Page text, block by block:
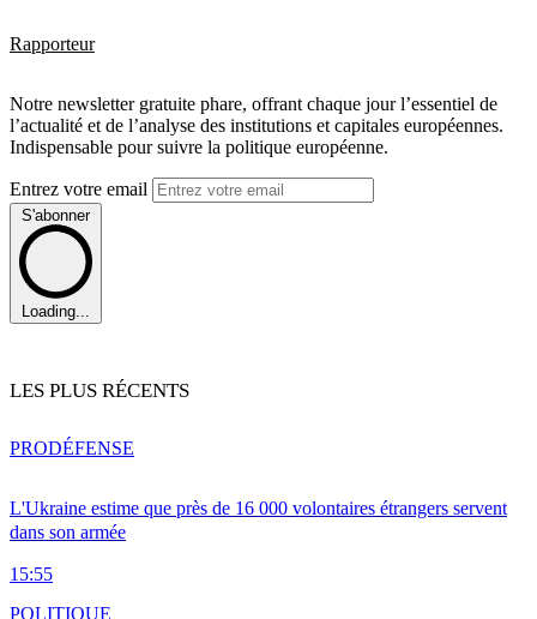
Rapporteur
Notre newsletter gratuite phare, offrant chaque jour l’essentiel de
l’actualité et de l’analyse des institutions et capitales européennes.
Indispensable pour suivre la politique européenne.
Entrez votre email
S'abonner
Loading...
LES PLUS RÉCENTS
L'Ukraine estime que près de 16 000 volontaires étrangers servent
dans son armée
15:55
PRODÉFENSE
POLITIQUE